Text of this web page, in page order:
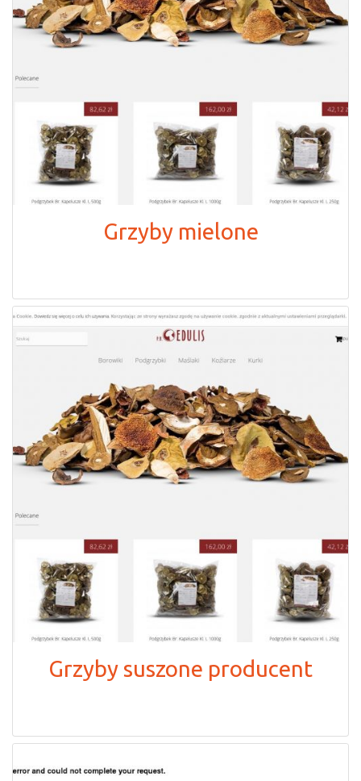
Grzyby mielone
Grzyby suszone producent